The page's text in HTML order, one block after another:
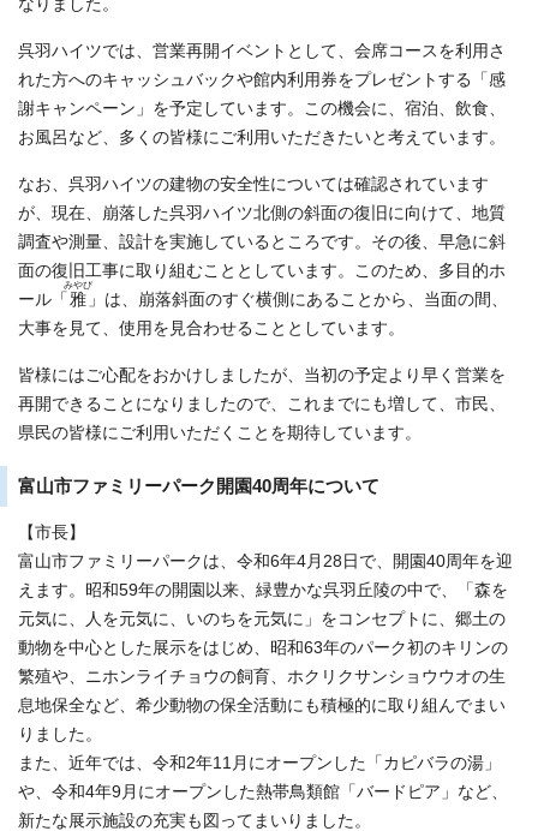
なりました。
呉羽ハイツでは、営業再開イベントとして、会席コースを利用さ
れた方へのキャッシュバックや館内利用券をプレゼントする「感
謝キャンペーン」を予定しています。この機会に、宿泊、飲食、
お風呂など、多くの皆様にご利用いただきたいと考えています。
なお、呉羽ハイツの建物の安全性については確認されています
が、現在、崩落した呉羽ハイツ北側の斜面の復旧に向けて、地質
調査や測量、設計を実施しているところです。その後、早急に斜
面の復旧工事に取り組むこととしています。このため、多目的ホ
ール「 雅
みやび
」は、崩落斜面のすぐ横側にあることから、当面の間、
大事を見て、使用を見合わせることとしています。
皆様にはご心配をおかけしましたが、当初の予定より早く営業を
再開できることになりましたので、これまでにも増して、市民、
県民の皆様にご利用いただくことを期待しています。
富山市ファミリーパーク開園40周年について
【市長】
富山市ファミリーパークは、令和6年4月28日で、開園40周年を迎
えます。昭和59年の開園以来、緑豊かな呉羽丘陵の中で、「森を
元気に、人を元気に、いのちを元気に」をコンセプトに、郷土の
動物を中心とした展示をはじめ、昭和63年のパーク初のキリンの
繁殖や、ニホンライチョウの飼育、ホクリクサンショウウオの生
息地保全など、希少動物の保全活動にも積極的に取り組んでまい
りました。
また、近年では、令和2年11月にオープンした「カピバラの湯」
や、令和4年9月にオープンした熱帯鳥類館「バードピア」など、
新たな展示施設の充実も図ってまいりました。